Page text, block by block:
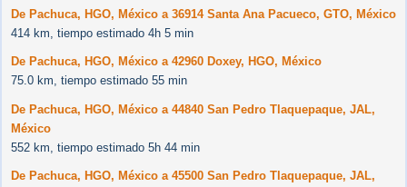
De Pachuca, HGO, México a 36914 Santa Ana Pacueco, GTO, México
414 km, tiempo estimado 4h 5 min
De Pachuca, HGO, México a 42960 Doxey, HGO, México
75.0 km, tiempo estimado 55 min
De Pachuca, HGO, México a 44840 San Pedro Tlaquepaque, JAL,
México
552 km, tiempo estimado 5h 44 min
De Pachuca, HGO, México a 45500 San Pedro Tlaquepaque, JAL,